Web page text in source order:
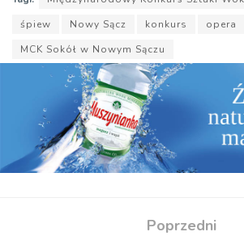
śpiew
Nowy Sącz konkurs
opera
MCK Sokół w Nowym Sączu
Poprzedni